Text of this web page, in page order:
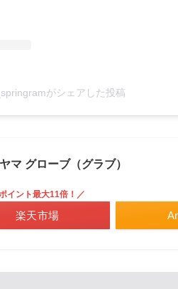
がシェアした投稿
マ グローブ（グラブ）
イント最大11倍！／
楽天市場